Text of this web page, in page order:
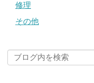
修理
その他